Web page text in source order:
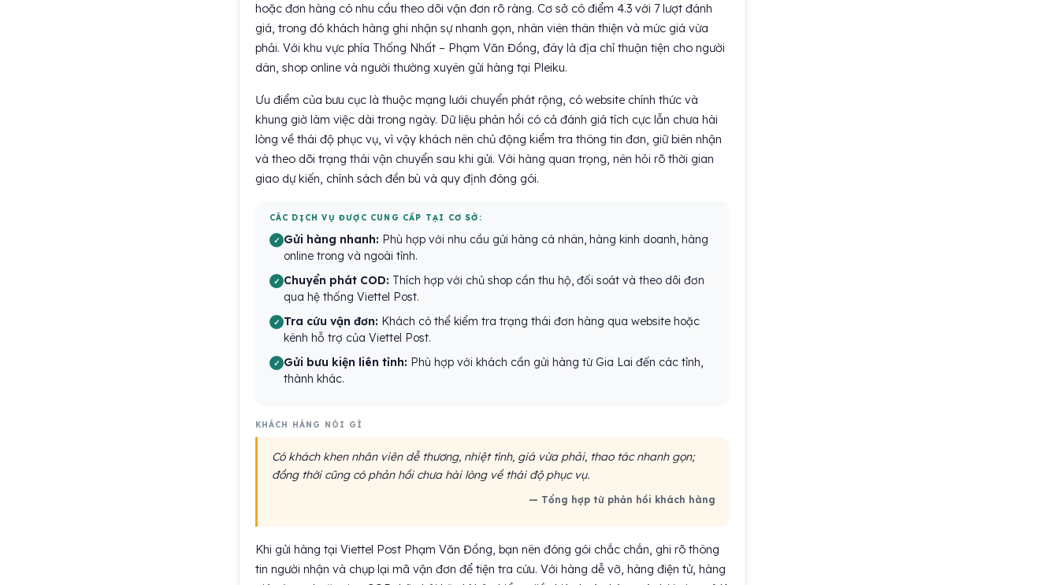
hoặc đơn hàng có nhu cầu theo dõi vận đơn rõ ràng. Cơ sở có điểm 4.3 với 7 lượt đánh
giá, trong đó khách hàng ghi nhận sự nhanh gọn, nhân viên thân thiện và mức giá vừa
phải. Với khu vực phía Thống Nhất – Phạm Văn Đồng, đây là địa chỉ thuận tiện cho người
dân, shop online và người thường xuyên gửi hàng tại Pleiku.
Ưu điểm của bưu cục là thuộc mạng lưới chuyển phát rộng, có website chính thức và
khung giờ làm việc dài trong ngày. Dữ liệu phản hồi có cả đánh giá tích cực lẫn chưa hài
lòng về thái độ phục vụ, vì vậy khách nên chủ động kiểm tra thông tin đơn, giữ biên nhận
và theo dõi trạng thái vận chuyển sau khi gửi. Với hàng quan trọng, nên hỏi rõ thời gian
giao dự kiến, chính sách đền bù và quy định đóng gói.
CÁC DỊCH VỤ ĐƯỢC CUNG CẤP TẠI CƠ SỞ:
Gửi hàng nhanh: Phù hợp với nhu cầu gửi hàng cá nhân, hàng kinh doanh, hàng
online trong và ngoài tỉnh.
Chuyển phát COD: Thích hợp với chủ shop cần thu hộ, đối soát và theo dõi đơn
qua hệ thống Viettel Post.
Tra cứu vận đơn: Khách có thể kiểm tra trạng thái đơn hàng qua website hoặc
kênh hỗ trợ của Viettel Post.
Gửi bưu kiện liên tỉnh: Phù hợp với khách cần gửi hàng từ Gia Lai đến các tỉnh,
thành khác.
KHÁCH HÀNG NÓI GÌ
Có khách khen nhân viên dễ thương, nhiệt tình, giá vừa phải, thao tác nhanh gọn;
đồng thời cũng có phản hồi chưa hài lòng về thái độ phục vụ.
— Tổng hợp từ phản hồi khách hàng
Khi gửi hàng tại Viettel Post Phạm Văn Đồng, bạn nên đóng gói chắc chắn, ghi rõ thông
tin người nhận và chụp lại mã vận đơn để tiện tra cứu. Với hàng dễ vỡ, hàng điện tử, hàng